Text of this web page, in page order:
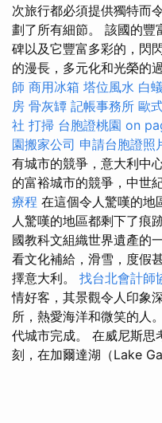
次旅行都必須提供獨特而
劃了所有細節。 該國的豐
碑以及它豐富多彩的，閃
的漫長，多元化和光榮的
師 商用冰箱 塔位風水 白
房 骨灰罈 記帳事務所 歐
社 打掃 台胞證桃園 on
園搬家公司 申請台胞證照
有城市的競爭，意大利中
的富裕城市的競爭，中世
療程 在這個令人驚嘆的地
人驚嘆的地區都剩下了痕
國教科文組織世界遺產的
看文化補給，滑雪，度假
擇意大利。 找台北會計師
情好客，其景觀令人印象
所，熱愛海洋和微笑的人
代城市完成。 在威尼斯思
刻，在加爾達湖（Lake